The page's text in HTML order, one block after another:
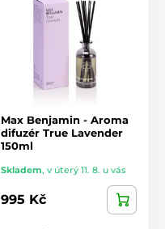
Max Benjamin - Aroma
difuzér True Lavender
150ml
Skladem, v úterý 11. 8. u vás
995 Kč